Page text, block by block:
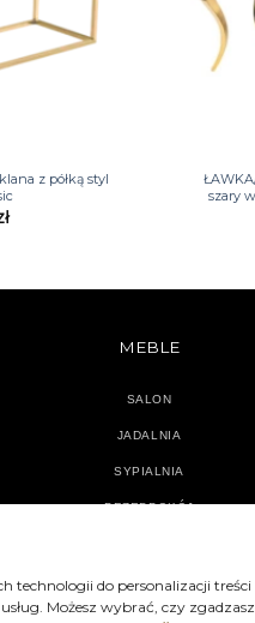
technologii do personalizacji
Możesz wybrać, czy
z półką styl
szary
MEBLE
SALON
JADALNIA
SYPIALNIA
PRZEDPOKÓJ